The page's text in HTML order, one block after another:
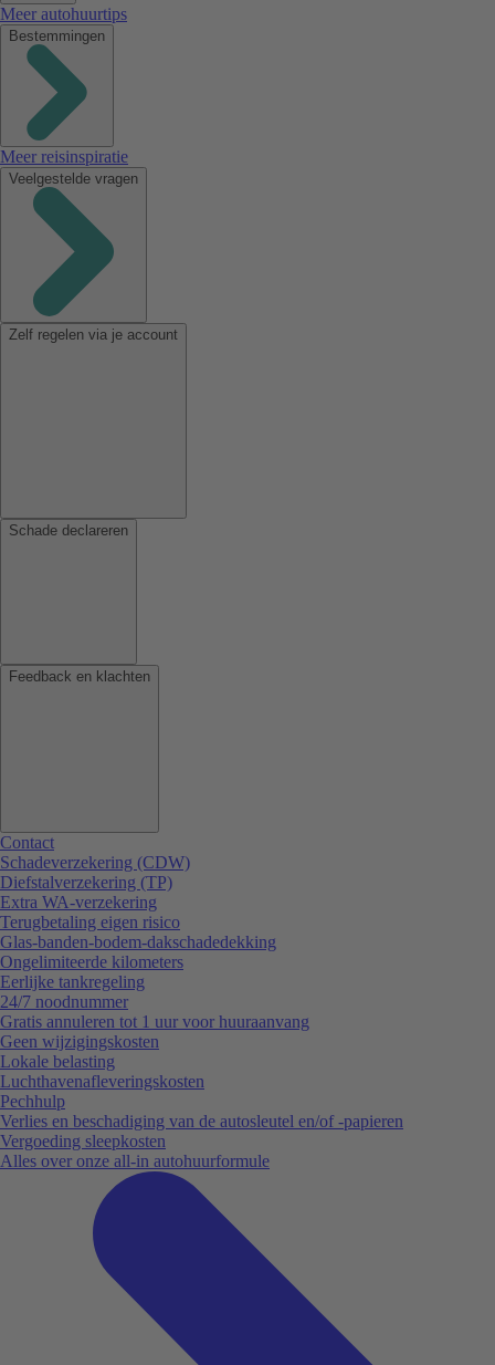
Meer autohuurtips
Bestemmingen
Meer reisinspiratie
Veelgestelde vragen
Zelf regelen via je account
Schade declareren
Feedback en klachten
Contact
Schadeverzekering (CDW)
Diefstalverzekering (TP)
Extra WA-verzekering
Terugbetaling eigen risico
Glas-banden-bodem-dakschadedekking
Ongelimiteerde kilometers
Eerlijke tankregeling
24/7 noodnummer
Gratis annuleren tot 1 uur voor huuraanvang
Geen wijzigingskosten
Lokale belasting
Luchthavenafleveringskosten
Pechhulp
Verlies en beschadiging van de autosleutel en/of -papieren
Vergoeding sleepkosten
Alles over onze all-in autohuurformule